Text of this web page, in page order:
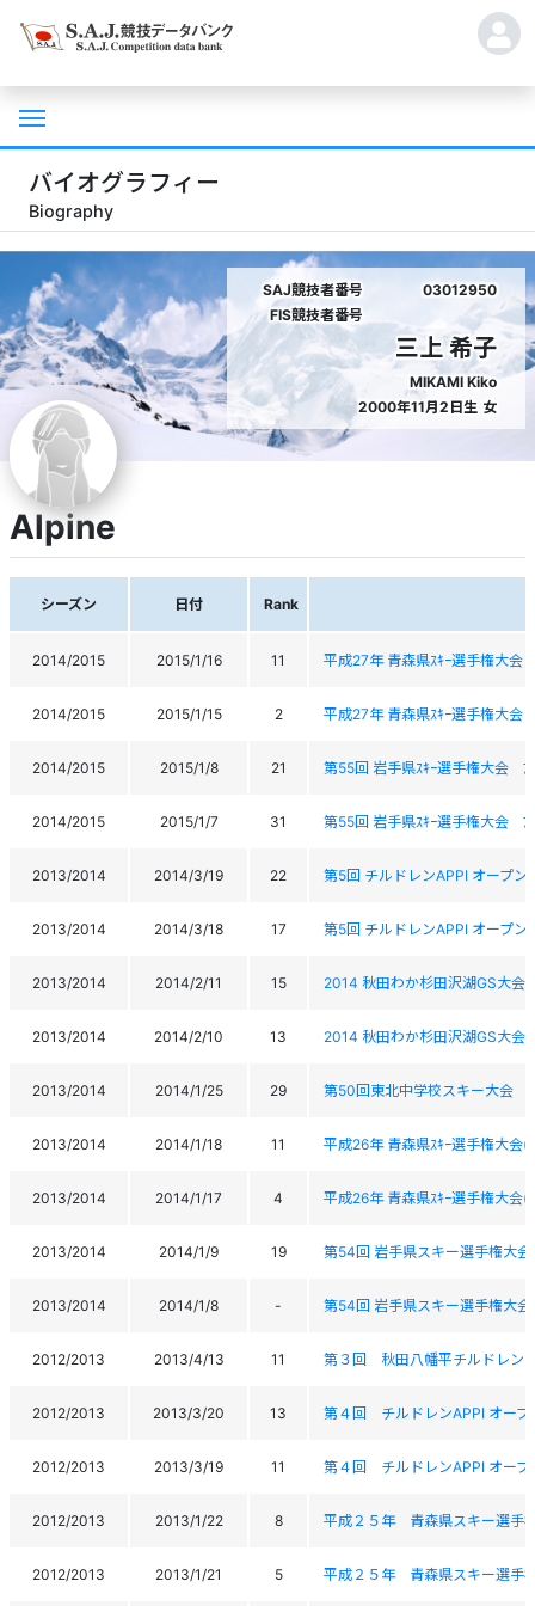
バイオグラフィー
Biography
SAJ競技者番号
03012950
FIS競技者番号
三上 希子
MIKAMI Kiko
2000年11月2日生 女
Alpine
シーズン 日付 Rank
2014/2015 2015/1/16 11 平成27年 青森県ｽｷｰ選手権大会
2014/2015 2015/1/15 2 平成27年 青森県ｽｷｰ選手権大会
2014/2015 2015/1/8 21 第55回 岩手県ｽｷｰ選手権大会 ｱ
2014/2015 2015/1/7 31 第55回 岩手県ｽｷｰ選手権大会 ｱ
2013/2014 2014/3/19 22 第5回 チルドレンAPPI オープン
2013/2014 2014/3/18 17 第5回 チルドレンAPPI オープン
2013/2014 2014/2/11 15 2014 秋田わか杉田沢湖GS大会
2013/2014 2014/2/10 13 2014 秋田わか杉田沢湖GS大会
2013/2014 2014/1/25 29 第50回東北中学校スキー大会
2013/2014 2014/1/18 11 平成26年 青森県ｽｷｰ選手権大会(
2013/2014 2014/1/17 4 平成26年 青森県ｽｷｰ選手権大会(
2013/2014 2014/1/9 19 第54回 岩手県スキー選手権大
2013/2014 2014/1/8 - 第54回 岩手県スキー選手権大
2012/2013 2013/4/13 11 第３回 秋田八幡平チルドレン
2012/2013 2013/3/20 13 第４回 チルドレンAPPI オープ
2012/2013 2013/3/19 11 第４回 チルドレンAPPI オープ
2012/2013 2013/1/22 8 平成２５年 青森県スキー選手
2012/2013 2013/1/21 5 平成２５年 青森県スキー選手